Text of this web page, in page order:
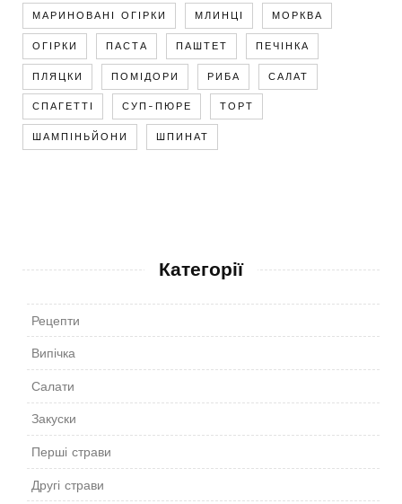
МАРИНОВАНІ ОГІРКИ МЛИНЦІ МОРКВА
ОГІРКИ ПАСТА ПАШТЕТ ПЕЧІНКА
ПЛЯЦКИ ПОМІДОРИ РИБА САЛАТ
СПАГЕТТІ СУП-ПЮРЕ ТОРТ
ШАМПІНЬЙОНИ ШПИНАТ
Категорії
Рецепти
Випічка
Салати
Закуски
Перші страви
Другі страви